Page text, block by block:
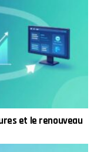
et le renouveau